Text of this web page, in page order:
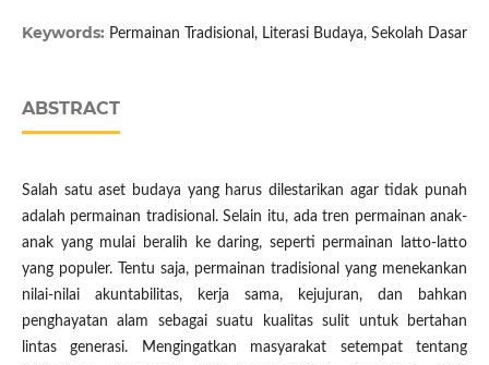
Keywords: Permainan Tradisional, Literasi Budaya, Sekolah Dasar
ABSTRACT
Salah satu aset budaya yang harus dilestarikan agar tidak punah
adalah permainan tradisional. Selain itu, ada tren permainan anak-
anak yang mulai beralih ke daring, seperti permainan latto-latto
yang populer. Tentu saja, permainan tradisional yang menekankan
nilai-nilai akuntabilitas, kerja sama, kejujuran, dan bahkan
penghayatan alam sebagai suatu kualitas sulit untuk bertahan
lintas generasi. Mengingatkan masyarakat setempat tentang